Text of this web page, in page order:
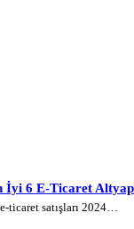
6 E-Ticaret
ticaret satışları 2024…